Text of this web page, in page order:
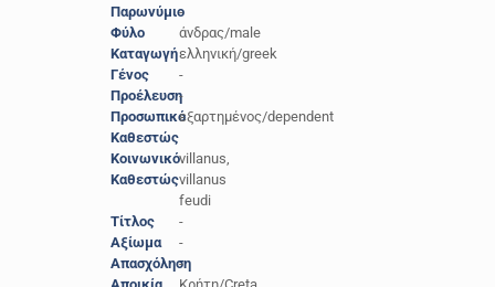
Παρωνύμιο
-
Φύλο
άνδρας/male
Καταγωγήελληνική/greek
Γένος
-
Προέλευση-
Προσωπικό
Καθεστώς
εξαρτημένος/dependent
Κοινωνικό
Καθεστώς
villanus,
villanus
feudi
Τίτλος
-
Αξίωμα
-
Απασχόληση
-